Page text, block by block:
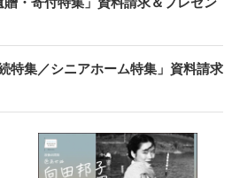
特集／シニアホーム特集」資料請求